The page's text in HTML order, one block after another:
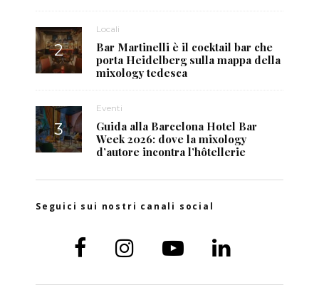
Locali
Bar Martinelli è il cocktail bar che
porta Heidelberg sulla mappa della
mixology tedesca
Eventi
Guida alla Barcelona Hotel Bar
Week 2026: dove la mixology
d’autore incontra l’hôtellerie
Seguici sui nostri canali social